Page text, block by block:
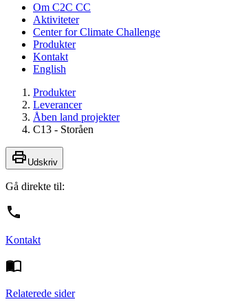
Om C2C CC
Aktiviteter
Center for Climate Challenge
Produkter
Kontakt
English
Produkter
Leverancer
Åben land projekter
C13 - Storåen
Udskriv
Gå direkte til:
Kontakt
Relaterede sider